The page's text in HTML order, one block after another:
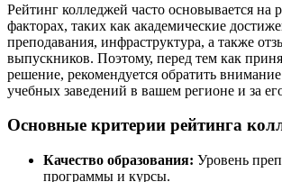
Рейтинг колледжей часто основывается на
факторах, таких как академические
преподавания, инфраструктура, а также
выпускников. Поэтому, перед тем как
решение, рекомендуется обратить
учебных заведений в вашем регионе и за
Основные критерии рейтинга
Качество образования: Уровень
программы и курсы.